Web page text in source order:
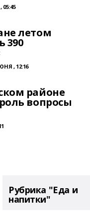
летом
390
, 12:16
районе
вопросы
Рубрика "Еда и
напитки"